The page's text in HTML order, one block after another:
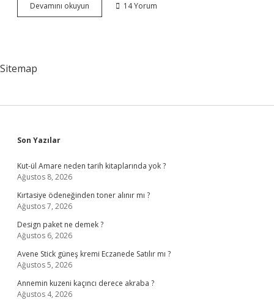
Devamını okuyun
Işçilik
14 Yorum
Sitemap
Sidebar
Son Yazılar
Kut-ül Amare neden tarih kitaplarında yok ?
Ağustos 8, 2026
Kırtasiye ödeneğinden toner alınır mı ?
Ağustos 7, 2026
Design paket ne demek ?
Ağustos 6, 2026
Avene Stick güneş kremi Eczanede Satılır mı ?
Ağustos 5, 2026
Annemin kuzeni kaçıncı derece akraba ?
Ağustos 4, 2026